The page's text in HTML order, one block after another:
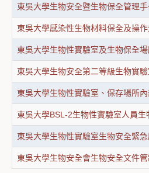
東吳大學生物安全暨生物保全管理
東吳大學感染性生物材料保全及操
東吳大學生物性實驗室及生物保全
東吳大學生物安全第二等級生物實
東吳大學生物性實驗室、保存場所
東吳大學BSL-2生物性實驗室人員
東吳大學生物性實驗室生物安全緊
東吳大學生物安全會生物安全文件